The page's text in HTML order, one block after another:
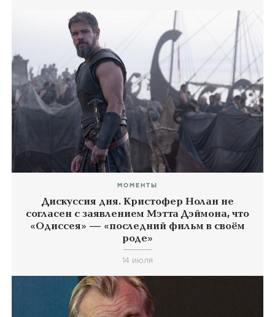
МОМЕНТЫ
Дискуссия дня. Кристофер Нолан не
согласен с заявлением Мэтта Дэймона, что
«Одиссея» — «последний фильм в своём
роде»
14 июля